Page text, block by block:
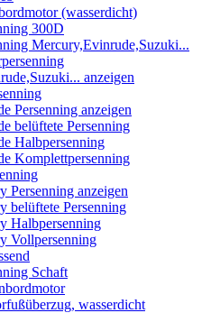
(wasserdicht)
300D
Mercury,Evinrude,Suzuki...
anzeigen
Persenning anzeigen
belüftete Persenning
Halbpersenning
Komplettpersenning
Persenning anzeigen
belüftete Persenning
Halbpersenning
Vollpersenning
Schaft
wasserdicht